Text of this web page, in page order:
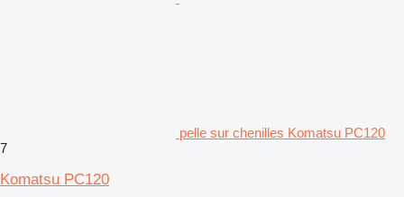
pelle sur chenilles Komatsu PC120
7
Komatsu PC120